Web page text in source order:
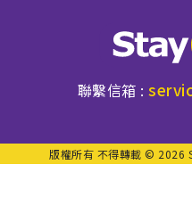
聯繫信箱 :
版權所有 不得轉載 © 2026